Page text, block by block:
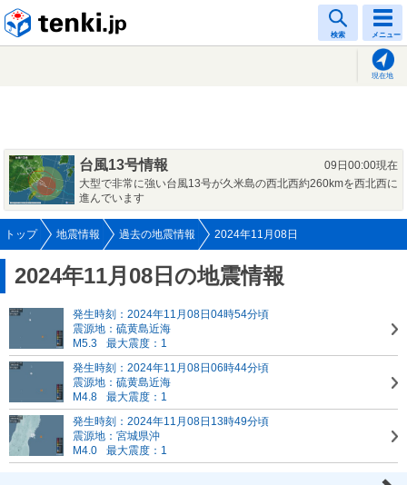
検索 メニュー
現在地
台風13号情報
09日00:00現在
大型で非常に強い台風13号が久米島の西北西約260kmを西北西に
進んでいます
トップ 地震情報 過去の地震情報 2024年11月08日
2024年11月08日の地震情報
発生時刻：2024年11月08日04時54分頃
震源地：硫黄島近海
M5.3
最大震度：1
発生時刻：2024年11月08日06時44分頃
震源地：硫黄島近海
M4.8
最大震度：1
発生時刻：2024年11月08日13時49分頃
震源地：宮城県沖
M4.0
最大震度：1